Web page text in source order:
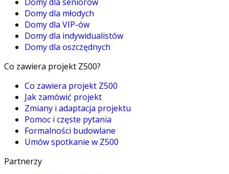
Domy dla młodych
Domy dla VIP-ów
Domy dla indywidualistów
Domy dla oszczędnych
Co zawiera projekt Z500?
Co zawiera projekt Z500
Jak zamówić projekt
Zmiany i adaptacja projektu
Pomoc i częste pytania
Formalności budowlane
Umów spotkanie w Z500
Partnerzy